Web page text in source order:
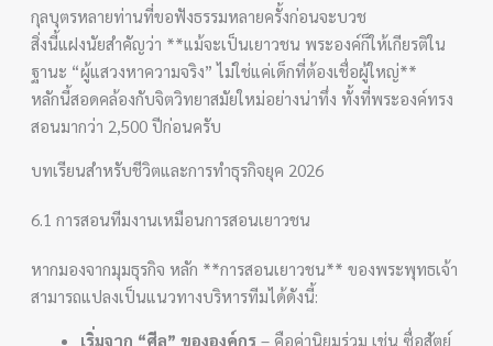
กุลบุตรหลายท่านที่ขอฟังธรรมหลายครั้งก่อนจะบวช
สิ่งนี้แฝงนัยสำคัญว่า **แม้จะเป็นเยาวชน พระองค์ก็ให้เกียรติใน
ฐานะ “ผู้แสวงหาความจริง” ไม่ใช่แค่เด็กที่ต้องเชื่อผู้ใหญ่**
หลักนี้สอดคล้องกับจิตวิทยาสมัยใหม่อย่างน่าทึ่ง ทั้งที่พระองค์ทรง
สอนมากว่า 2,500 ปีก่อนครับ
บทเรียนสำหรับชีวิตและการทำธุรกิจยุค 2026
6.1 การสอนทีมงานเหมือนการสอนเยาวชน
หากมองจากมุมธุรกิจ หลัก **การสอนเยาวชน** ของพระพุทธเจ้า
สามารถแปลงเป็นแนวทางบริหารทีมได้ดังนี้:
เริ่มจาก “ศีล” ขององค์กร – คือค่านิยมร่วม เช่น ซื่อสัตย์